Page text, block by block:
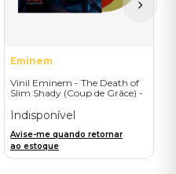
Eminem
Vinil Eminem - The Death of
Slim Shady (Coup de Grâce) -
Indisponível
Avise-me quando retornar
ao estoque